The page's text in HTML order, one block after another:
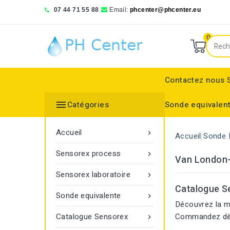
07 44 71 55 88 Email: phcenter@phcenter.eu
0
Contactez nous
Sonde
Catégories

Accueil

Sensorex process

Sensorex laboratoire

Sonde equivalente

Catalogue Sensorex
Accueil Sonde
Van
Catalogue
Découvrez la
Commandez